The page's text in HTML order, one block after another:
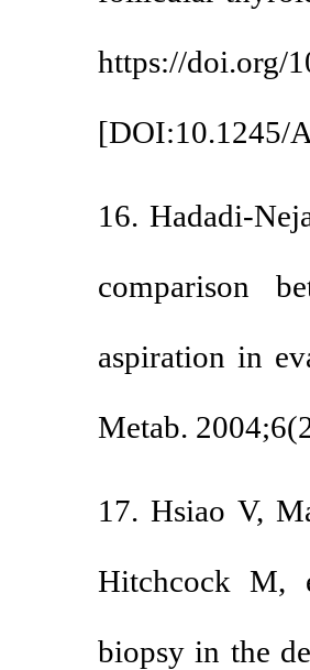
https://doi.org/
[DOI:10.1245/
16. Hadadi-
comparison
aspiration in
Metab.
17. Hsiao V,
Hitchcock M,
biopsy in the